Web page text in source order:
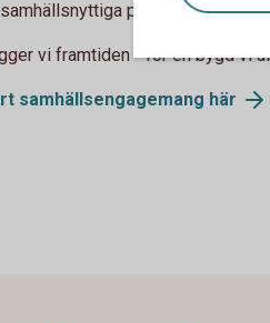
projekt som
vi framtiden - för en bygd vi
samhällsengagemang här